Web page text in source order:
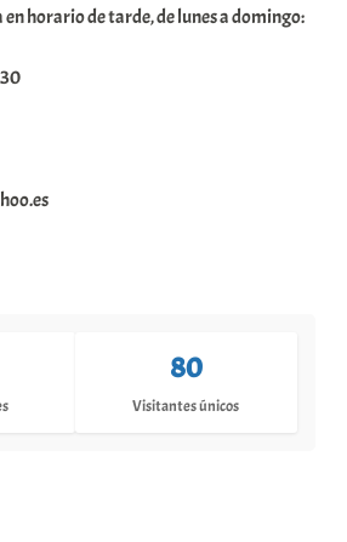
horario de tarde, de lunes a domingo:
80
Visitantes únicos